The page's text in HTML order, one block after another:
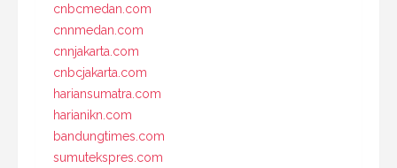
cnbcmedan.com
cnnmedan.com
cnnjakarta.com
cnbcjakarta.com
hariansumatra.com
harianikn.com
bandungtimes.com
sumutekspres.com